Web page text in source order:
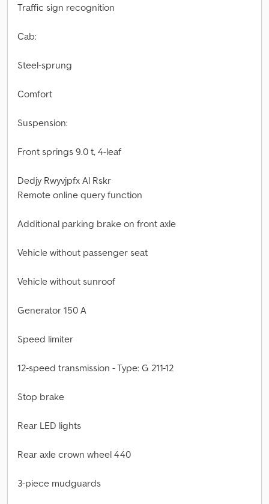
Traffic sign recognition
Cab:
Steel-sprung
Comfort
Suspension:
Front springs 9.0 t, 4-leaf
Dedjy Rwyvjpfx Al Rskr
Remote online query function
Additional parking brake on front axle
Vehicle without passenger seat
Vehicle without sunroof
Generator 150 A
Speed limiter
12-speed transmission - Type: G 211-12
Stop brake
Rear LED lights
Rear axle crown wheel 440
3-piece mudguards